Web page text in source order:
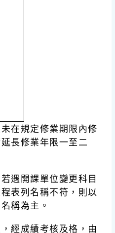
在規定修業期限內修
長修業年限一至二
遇開課單位變更科目
表列名稱不符，則以
稱為主。
經成績考核及格，由